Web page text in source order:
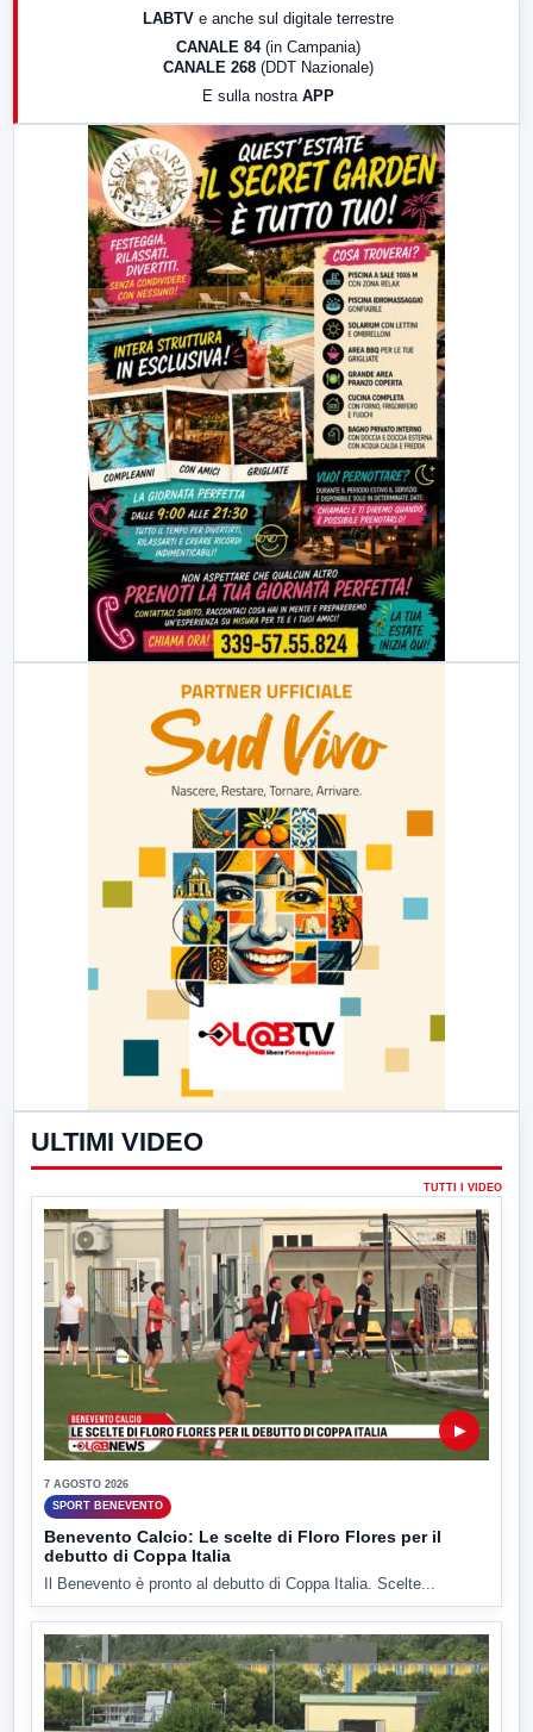
LabNews (replica)
LABTV e anche sul digitale terrestre
CANALE 84 (in Campania)
CANALE 268 (DDT Nazionale)
E sulla nostra APP
ULTIMI VIDEO
TUTTI I VIDEO
▶
7 AGOSTO 2026
SPORT BENEVENTO
Benevento Calcio: Le scelte di Floro Flores per il
debutto di Coppa Italia
Il Benevento è pronto al debutto di Coppa Italia. Scelte...